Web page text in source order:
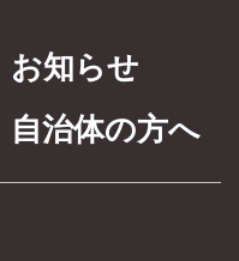
お知らせ
自治体の方へ